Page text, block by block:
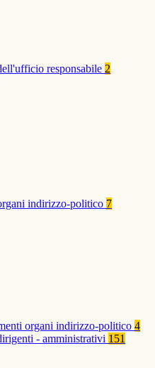
responsabile 2
indirizzo-politico 7
organi indirizzo-politico 4
- amministrativi 151